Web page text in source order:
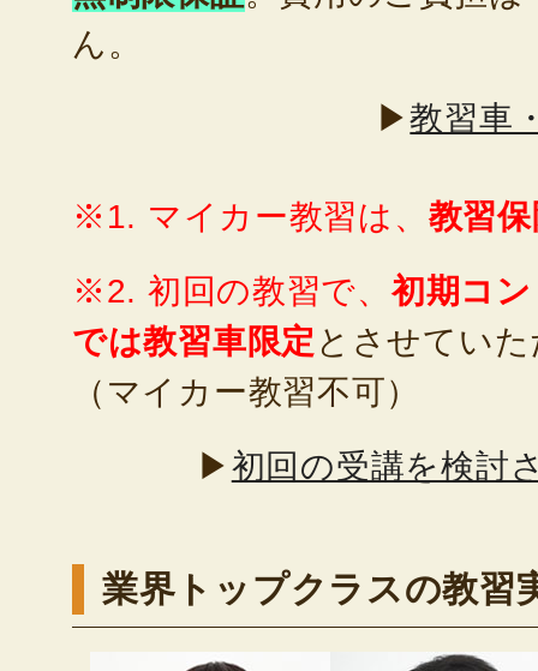
ん。
▶教習車
※1. マイカー教習は、 教習
※2. 初回の教習で、初期コ
では教習車限定 とさせてい
（マイカー教習不可）
▶初回の受講を検討
業界トップクラスの教習